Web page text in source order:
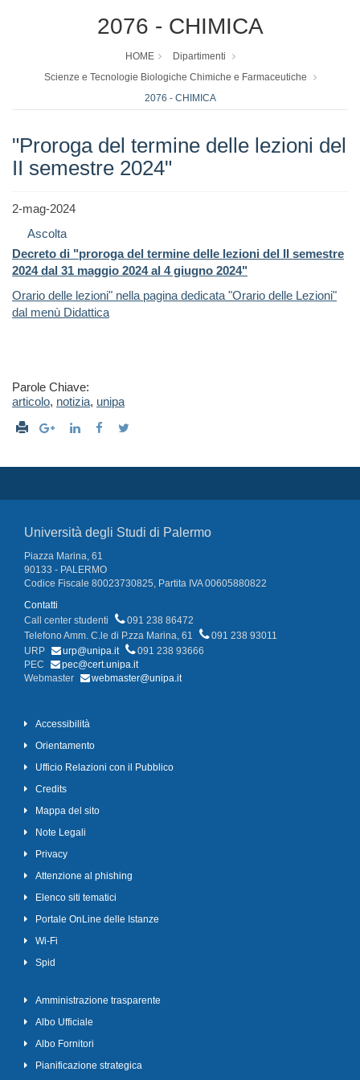
2076 - CHIMICA
HOME
Dipartimenti
Scienze e Tecnologie Biologiche Chimiche e Farmaceutiche
2076 - CHIMICA
"Proroga del termine delle lezioni del
II semestre 2024"
2-mag-2024
Ascolta
Decreto di "proroga del termine delle lezioni del II semestre
2024 dal 31 maggio 2024 al 4 giugno 2024"
Orario delle lezioni" nella pagina dedicata "Orario delle Lezioni"
dal menù Didattica
Parole Chiave:
articolo, notizia, unipa
Università degli Studi di Palermo
Piazza Marina, 61
90133 - PALERMO
Codice Fiscale 80023730825, Partita IVA 00605880822
Contatti
Call center studenti
091 238 86472
Telefono Amm. C.le di P.zza Marina, 61
091 238 93011
URP
urp@unipa.it
091 238 93666
PEC
pec@cert.unipa.it
Webmaster
webmaster@unipa.it
Accessibilità
Orientamento
Ufficio Relazioni con il Pubblico
Credits
Mappa del sito
Note Legali
Privacy
Attenzione al phishing
Elenco siti tematici
Portale OnLine delle Istanze
Wi-Fi
Spid
Amministrazione trasparente
Albo Ufficiale
Albo Fornitori
Pianificazione strategica